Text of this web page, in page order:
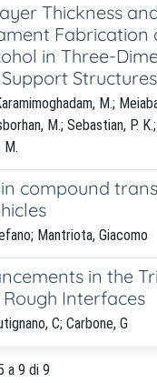
Thickness
Fabrication
in Three-
Structures
M.;
M.; Sebastian, P.
M.
compound
Mantriota, Giacomo
in the
Interfaces
C; Carbone, G
a 9 di 9